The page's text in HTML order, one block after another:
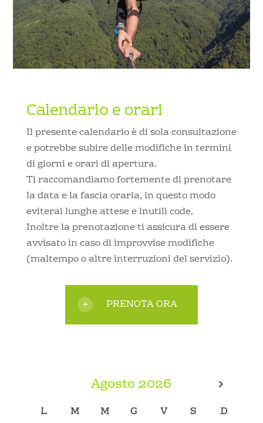
FALCON STYLE
Lo stile di chi si vuole sentire come un
falco in picchiata, alla ricerca della
massima velocità.
+ INFO
Calendario e orari
Il presente calendario è di sola consultazione
e potrebbe subire delle modifiche in termini
di giorni e orari di apertura.
Ti raccomandiamo fortemente di prenotare
la data e la fascia oraria, in questo modo
eviterai lunghe attese e inutili code.
Inoltre la prenotazione ti assicura di essere
avvisato in caso di improvvise modifiche
(maltempo o altre interruzioni del servizio).
PRENOTA ORA
Agosto2026
L M M G V S
D